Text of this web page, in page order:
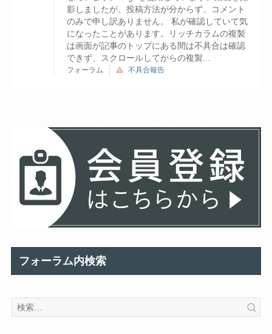
影しましたが、投稿方法が分からず、コメント
のみで申し訳ありません。 私が確認していて気
になったことがあります。リッチカラムの複製
は画面が記事のトップにある間は不具合は確認
できず、スクロールしてからの複製...
フォーラム 不具合報告
フォーラム内検索